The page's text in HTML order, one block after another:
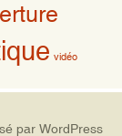
vidéo
par WordPress